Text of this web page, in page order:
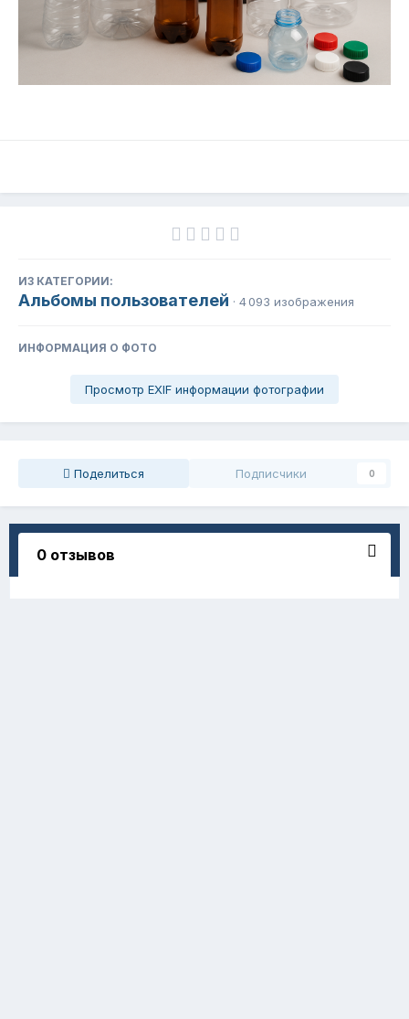
ИЗ КАТЕГОРИИ:
Альбомы пользователей · 4 093 изображения
ИНФОРМАЦИЯ О ФОТО
Просмотр EXIF информации фотографии
Поделиться Подписчики 0
0 отзывов